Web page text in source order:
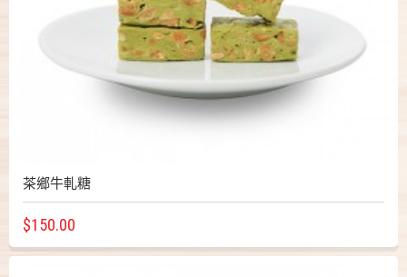
茶鄉牛軋糖
$150.00